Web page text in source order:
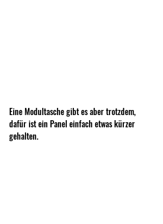
Eine Modultasche gibt es aber trotzdem,
dafür ist ein Panel einfach etwas kürzer
gehalten.